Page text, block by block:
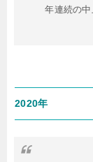
年連続の中
2020年